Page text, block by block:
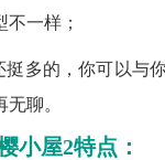
一样；
挺多的，你可以与
聊。
小屋2特点：